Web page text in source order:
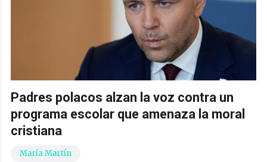
Padres polacos alzan la voz contra un
programa escolar que amenaza la moral
cristiana
María Martín